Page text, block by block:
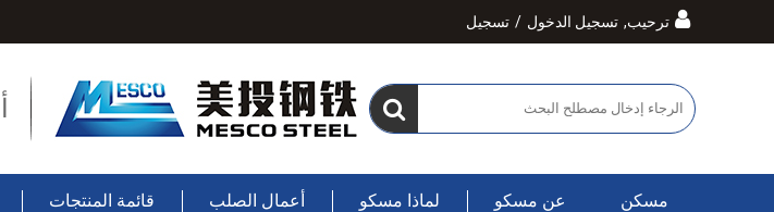
ترحيب, تسجيل الدخول / تسجيل
مسكن عن مسكو لماذا مسكو أعمال الصلب قائمة المنتجات